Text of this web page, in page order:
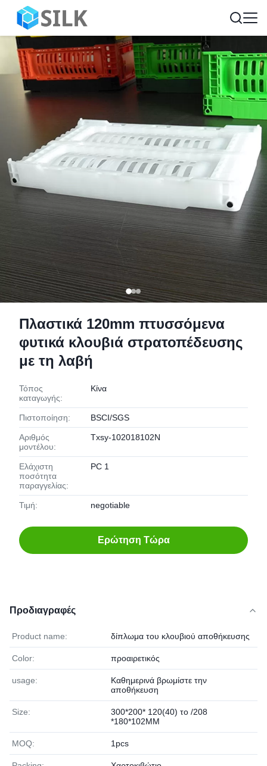
Πλαστικά 120mm πτυσσόμενα
φυτικά κλουβιά στρατοπέδευσης
με τη λαβή
Τόπος
καταγωγής:
Κίνα
Πιστοποίηση: BSCI/SGS
Αριθμός
μοντέλου:
Txsy-102018102N
Ελάχιστη
ποσότητα
παραγγελίας:
PC 1
Τιμή: negotiable
Ερώτηση Τώρα
Προδιαγραφές
Product name: δίπλωμα του κλουβιού αποθήκευσης
Color: προαιρετικός
usage:
Καθημερινά βρωμίστε την
αποθήκευση
Size:
300*200* 120(40) το /208
*180*102MM
MOQ: 1pcs